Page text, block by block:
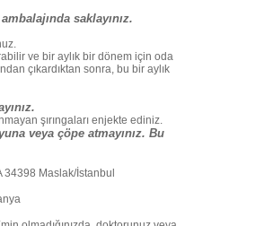
saklayınız.
ve bir aylık bir dönem için oda
çıkardıktan sonra, bu bir aylık
şırıngaları enjekte ediniz.
veya çöpe atmayınız. Bu
34398 Maslak/İstanbul